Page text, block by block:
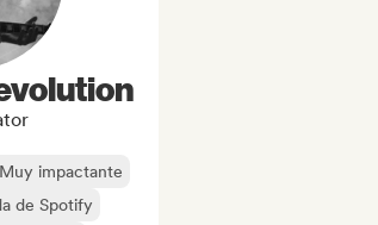
Muy impactante
de Spotify